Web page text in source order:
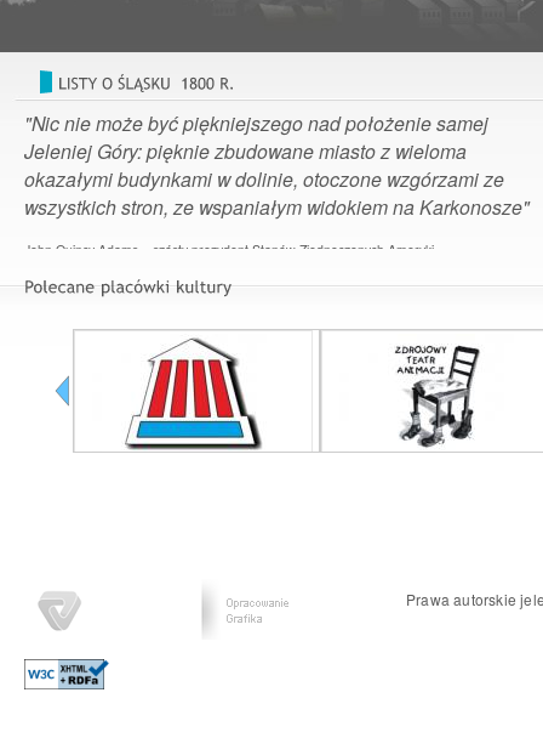
"Nic nie może być piękniejszego nad położenie samej
Jeleniej Góry: pięknie zbudowane miasto z wieloma
okazałymi budynkami w dolinie, otoczone wzgórzami ze
wszystkich stron, ze wspaniałym widokiem na Karkonosze"
John Quincy Adams – szósty prezydent Stanów Zjednoczonych Ameryki
Prawa autorskie